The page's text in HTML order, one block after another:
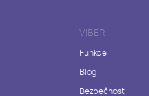
VIBER
Funkce
Blog
Bezpečnost